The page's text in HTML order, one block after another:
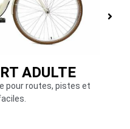
ADULTE
pour routes, pistes et